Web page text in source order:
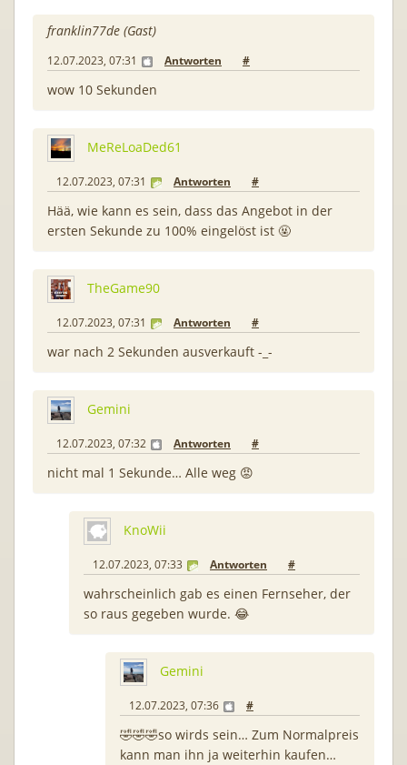
franklin77de (Gast)
12.07.2023, 07:31 Antworten #
wow 10 Sekunden
MeReLoaDed61
12.07.2023, 07:31 Antworten #
Hää, wie kann es sein, dass das Angebot in der
ersten Sekunde zu 100% eingelöst ist 🤬
TheGame90
12.07.2023, 07:31 Antworten #
war nach 2 Sekunden ausverkauft -_-
Gemini
12.07.2023, 07:32 Antworten #
nicht mal 1 Sekunde… Alle weg 😡
KnoWii
12.07.2023, 07:33 Antworten #
wahrscheinlich gab es einen Fernseher, der
so raus gegeben wurde. 😂
Gemini
12.07.2023, 07:36 #
🤣🤣🤣so wirds sein… Zum Normalpreis
kann man ihn ja weiterhin kaufen…